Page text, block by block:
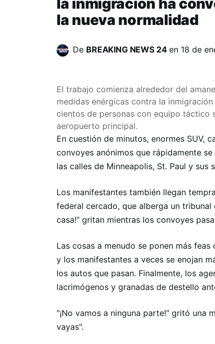
la inmigración ha
la nueva normalidad
De BREAKING NEWS 24en 18 de
El trabajo comienza alrededor del
medidas enérgicas contra la
cientos de personas con equipo táctico
aeropuerto principal.
En cuestión de minutos, enormes SUV,
convoyes anónimos que rápidamente
las calles de Minneapolis, St. Paul y sus
Los manifestantes también llegan
federal cercado, que alberga un tribunal
casa!" gritan mientras los convoyes
Las cosas a menudo se ponen más
y los manifestantes a veces se enojan
los autos que pasan. Finalmente, los
lacrimógenos y granadas de destello
"¡No vamos a ninguna parte!" gritó una
vayas".